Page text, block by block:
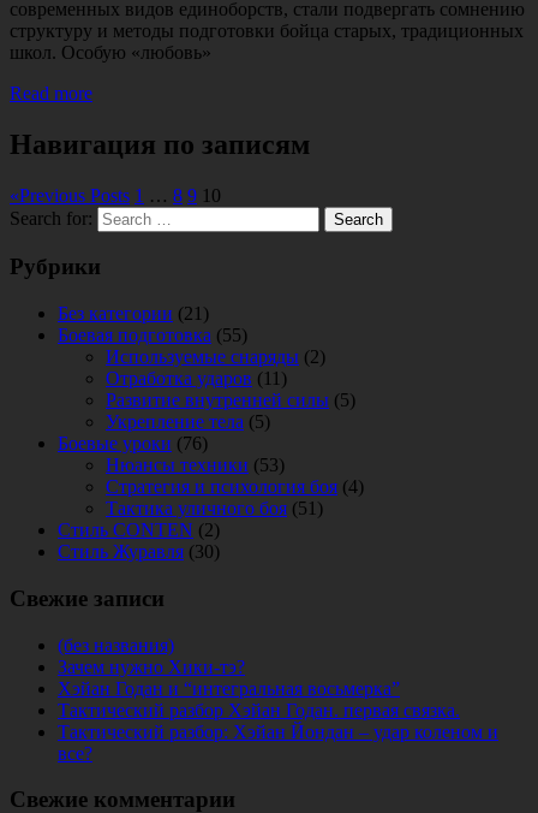
современных видов единоборств, стали подвергать сомнению
структуру и методы подготовки бойца старых, традиционных
школ. Особую «любовь»
Read more
Навигация по записям
«Previous Posts 1 … 8 9 10
Search for:
Search
Рубрики
Без категории (21)
Боевая подготовка (55)
Используемые снаряды (2)
Отработка ударов (11)
Развитие внутренней силы (5)
Укрепление тела (5)
Боевые уроки (76)
Нюансы техники (53)
Стратегия и психология боя (4)
Тактика уличного боя (51)
Стиль CONTEN (2)
Стиль Журавля (30)
Свежие записи
(без названия)
Зачем нужно Хики-тэ?
Хэйан Годан и “интегральная восьмерка”
Тактический разбор Хэйан Годан. первая связка.
Тактический разбор: Хэйан Йондан – удар коленом и
все?
Свежие комментарии